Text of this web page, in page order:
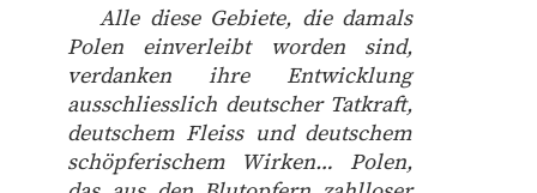
Alle diese Gebiete, die damals
Polen einverleibt worden sind,
verdanken ihre Entwicklung
ausschliesslich deutscher Tatkraft,
deutschem Fleiss und deutschem
schöpferischem Wirken… Polen,